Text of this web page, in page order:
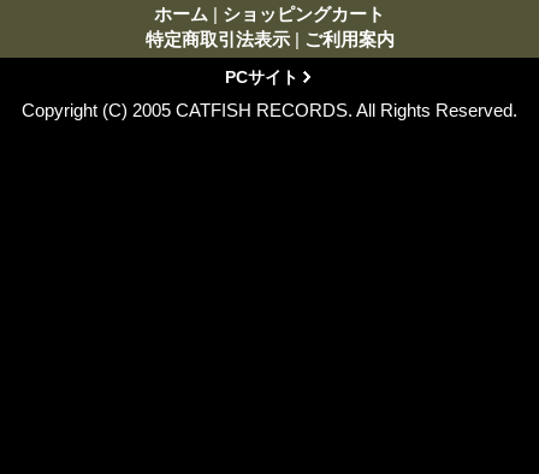
ホーム | ショッピングカート
特定商取引法表示 | ご利用案内
PCサイト
Copyright (C) 2005 CATFISH RECORDS. All Rights Reserved.